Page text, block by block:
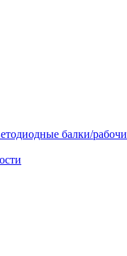
балки/